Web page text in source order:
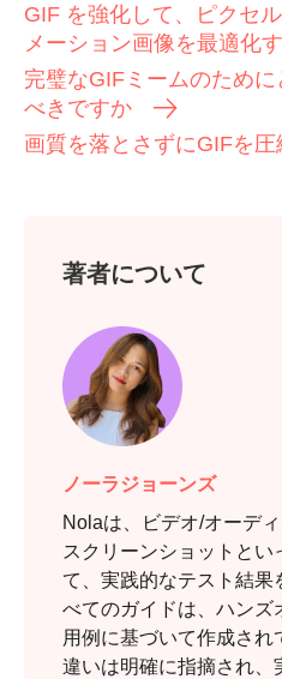
GIF を強化して、ピクセ
メーション画像を最適化
完璧なGIFミームのため
べきですか
画質を落とさずにGIFを
著者について
ノーラジョーンズ
Nolaは、ビデオ/オーデ
スクリーンショットとい
て、実践的なテスト結果
べてのガイドは、ハンズ
用例に基づいて作成され
違いは明確に指摘され、